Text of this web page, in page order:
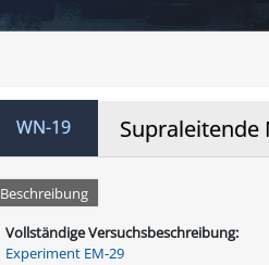
WN-19 Supraleitende
Beschreibung
Vollständige Versuchsbeschreibung:
Experiment EM-29